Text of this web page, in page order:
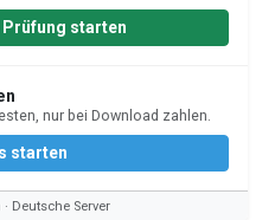
starten
nur bei Download zahlen.
starten
Deutsche Server